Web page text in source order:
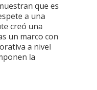
que es
a una
creó una
un marco con
a nivel
la